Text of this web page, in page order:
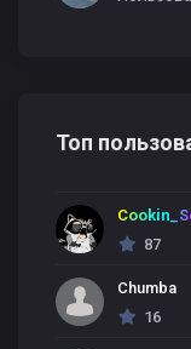
Топ
87
Chumba
16